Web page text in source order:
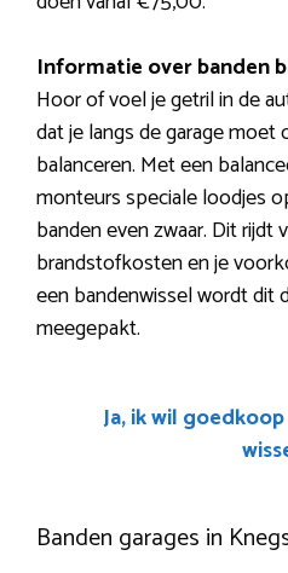
Informatie over banden
Hoor of voel je getril in de
dat je langs de garage
balanceren. Met een
monteurs speciale loodjes
banden even zwaar. Dit rijdt
brandstofkosten en je
een bandenwissel wordt dit
meegepakt.
Ja, ik wil
Banden garages in